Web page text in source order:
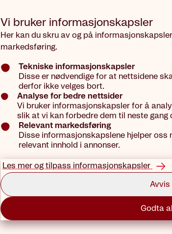
Vi bruker informasjons­kapsler
Her kan du skru av og på
markedsføring.
Tekniske informasjonskapsler
Disse er nødvendige for at nettsidene
derfor ikke velges bort.
Analyse for bedre nettsider
Vi bruker informasjonskapsler for å
slik at vi kan forbedre dem til neste gang
Relevant markedsføring
Disse informasjonskapslene hjelper oss
relevant innhold i annonser.
Les mer og tilpass informasjonskapsler
Avvis
Godta